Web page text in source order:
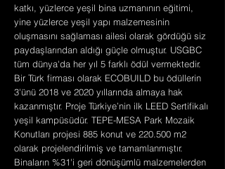
katkı, yüzlerce yeşil bina uzmanının eğitimi,
yine yüzlerce yeşil yapı malzemesinin
oluşmasını sağlaması ailesi olarak gördüğü siz
paydaşlarından aldığı güçle olmuştur. USGBC
tüm dünya'da her yıl 5 farklı ödül vermektedir.
Bir Türk firması olarak ECOBUILD bu ödüllerin
3'ünü 2018 ve 2020 yıllarında almaya hak
kazanmıştır. Proje Türkiye’nin ilk LEED Sertifikalı
yeşil kampüsüdür. TEPE-MESA Park Mozaik
Konutları projesi 885 konut ve 220.500 m2
olarak projelendirilmiş ve tamamlanmıştır.
Binaların %31'i geri dönüşümlü malzemelerden